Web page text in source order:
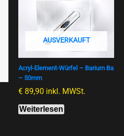
AUSVERKAUFT
Acryl-Element-Würfel – Barium Ba
– 50mm
€ 89,90 inkl. MWSt.
Weiterlesen